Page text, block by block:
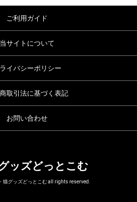
ご利用ガイド
当サイトについて
イバシーポリシー
取引法に基づく表記
お問い合わせ
ッズどっとこむ
猫グッズどっとこむ all rights reserved.